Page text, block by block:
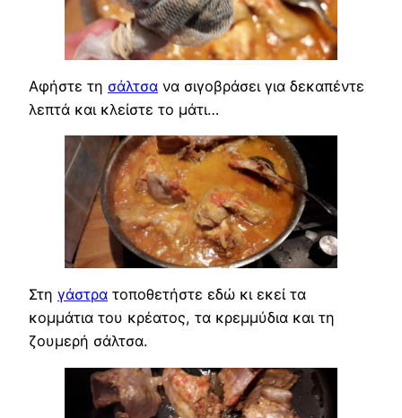
Αφήστε τη σάλτσα να σιγοβράσει για δεκαπέντε
λεπτά και κλείστε το μάτι…
Στη γάστρα τοποθετήστε εδώ κι εκεί τα
κομμάτια του κρέατος, τα κρεμμύδια και τη
ζουμερή σάλτσα.